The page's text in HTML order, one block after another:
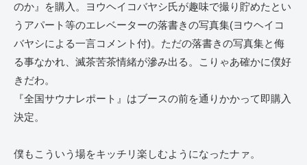
のか』を購入。ヨウヘイコバヤシ氏が趣味で撮り貯めたとい
うアパート等のエレベーターの落書きの写真集(ヨウヘイコ
バヤシによる一言コメント付)。ただの落書きの写真集と侮
る事なかれ、滅茶苦茶情緒が滲み出る。こりゃあ確かに僕好
きだわ。
『全国サウナレポート』はブースの前を通りかかって即購入
決定。
僕もこういう場をキッチリ楽しむようになったナァ。